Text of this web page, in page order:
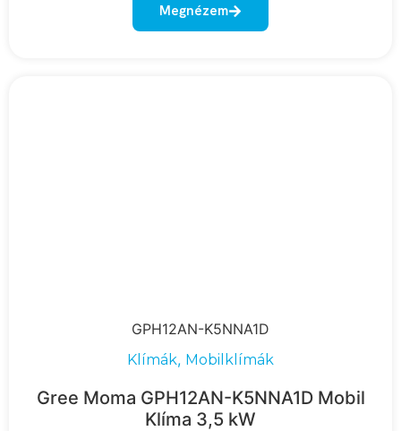
Megnézem
GPH12AN-K5NNA1D
Klímák, Mobilklímák
Gree Moma GPH12AN-K5NNA1D Mobil
Klíma 3,5 kW